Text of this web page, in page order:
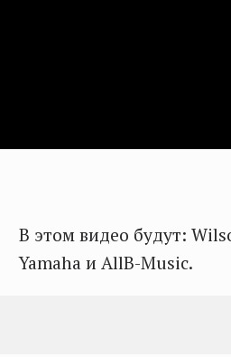
В этом видео будут:
Yamaha и AllB-Music.